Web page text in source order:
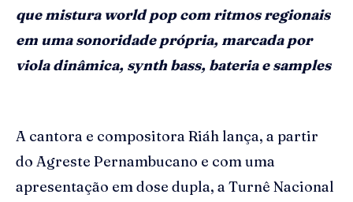
que mistura world pop com ritmos regionais
em uma sonoridade própria, marcada por
viola dinâmica, synth bass, bateria e samples
A cantora e compositora Riáh lança, a partir
do Agreste Pernambucano e com uma
apresentação em dose dupla, a Turnê Nacional